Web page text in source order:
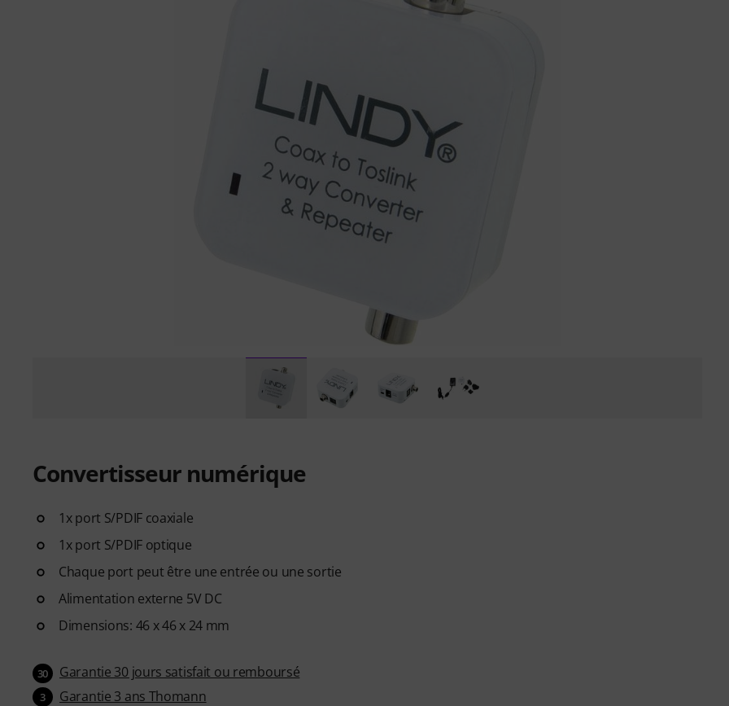
Convertisseur numérique
1x port S/PDIF coaxiale
1x port S/PDIF optique
Chaque port peut être une entrée ou une sortie
Alimentation externe 5V DC
Dimensions: 46 x 46 x 24 mm
30 Garantie 30 jours satisfait ou remboursé
3 Garantie 3 ans Thomann